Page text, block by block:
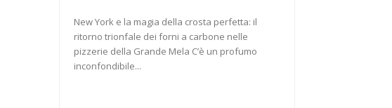
New York e la magia della crosta perfetta: il
ritorno trionfale dei forni a carbone nelle
pizzerie della Grande Mela C’è un profumo
inconfondibile...